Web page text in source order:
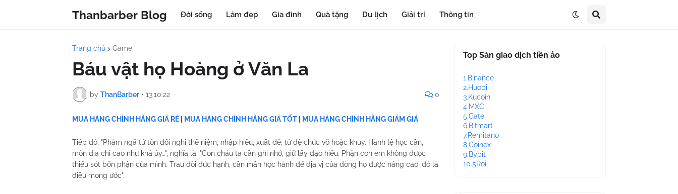
Thanbarber Blog Đời sống Làm đẹp Gia đình Quà tặng Du lịch Giải trí Thông tin
Trang chủ Game
Báu vật họ Hoàng ở Văn La
by ThanBarber • 13.10.22 0
MUA HÀNG CHÍNH HÃNG GIÁ RẺ MUA HÀNG CHÍNH HÃNG GIÁ TỐT MUA HÀNG CHÍNH HÃNG GIẢM GIÁ
Tiếp đó: "Phàm ngã tử tôn đối nghi thế niệm, nhập hiếu, xuất để, tử đệ chức võ hoặc khuy. Hành lệ học cần,
môn địa chi cao như khả úy…", nghĩa là: "Con cháu ta cần ghi nhớ, giữ lấy đạo hiếu. Phận con em không được
thiếu sót bổn phận của mình. Trau dồi đức hạnh, cần mẫn học hành để địa vị của dòng họ được nâng cao, đó là
điều mong ước".
Top Sàn giao dịch tiền ảo
1.Binance
2.Huobi
3.Kucoin
4.MXC
5.Gate
6.Bitmart
7.Remitano
8.Coinex
9.Bybit
10.5Roi